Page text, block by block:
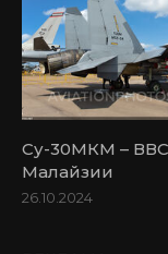
Су-30МКМ – ВВС
Малайзии
26.10.2024